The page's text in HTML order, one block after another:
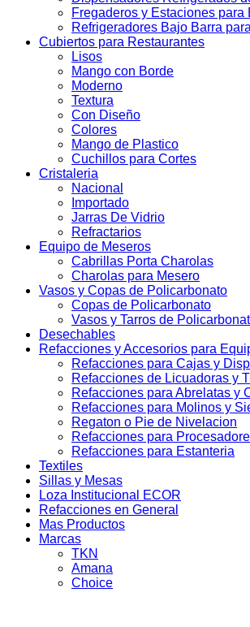
Fregaderos y Estaciones para
Refrigeradores Bajo Barra
Cubiertos para Restaurantes
Lisos
Mango con Borde
Moderno
Textura
Con Diseño
Colores
Mango de Plastico
Cuchillos para Cortes
Cristaleria
Nacional
Importado
Jarras De Vidrio
Refractarios
Equipo de Meseros
Cabrillas Porta Charolas
Charolas para Mesero
Vasos y Copas de Policarbonato
Copas de Policarbonato
Vasos y Tarros de
Desechables
Refacciones y Accesorios para
Refacciones para Cajas y
Refacciones de Licuadoras y
Refacciones para Abrelatas y
Refacciones para Molinos y
Regaton o Pie de Nivelacion
Refacciones para
Refacciones para Estanteria
Textiles
Sillas y Mesas
Loza Institucional ECOR
Refacciones en General
Mas Productos
Marcas
TKN
Amana
Choice